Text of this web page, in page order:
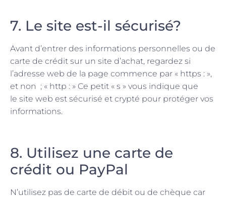
7. Le site est-il sécurisé?
Avant d’entrer des informations personnelles ou de
carte de crédit sur un site d’achat, regardez si
l’adresse web de la page commence par « https : »,
et non ; « http : » Ce petit « s » vous indique que
le site web est sécurisé et crypté pour protéger vos
informations.
8. Utilisez une carte de
crédit ou PayPal
N’utilisez pas de carte de débit ou de chèque car